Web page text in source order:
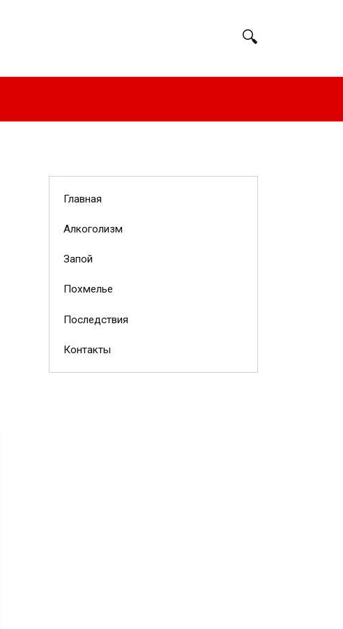
Главная
Алкоголизм
Запой
Похмелье
Последствия
Контакты